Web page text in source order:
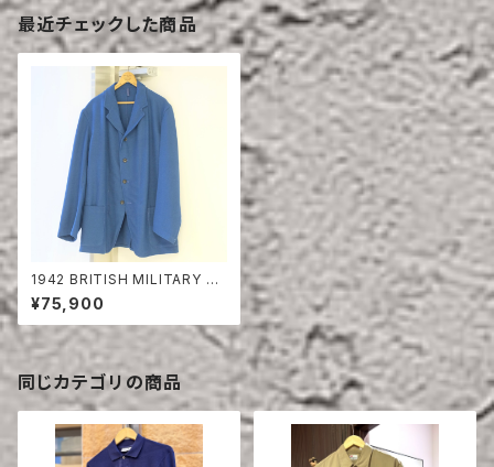
最近チェックした商品
1942 BRITISH MILITARY W
OOL HOSPITAL JACKET
¥75,900
同じカテゴリの商品